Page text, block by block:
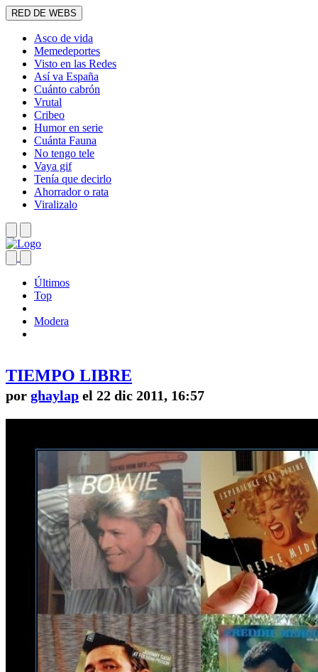
RED DE WEBS
Asco de vida
Memedeportes
Visto en las Redes
Así va España
Cuánto cabrón
Vrutal
Cribeo
Humor en serie
Cuánta Fauna
No tengo tele
Vaya gif
Tenía que decirlo
Ahorrador o rata
Viralizalo
Últimos
Top
Modera
TIEMPO LIBRE
por ghaylap el 22 dic 2011, 16:57